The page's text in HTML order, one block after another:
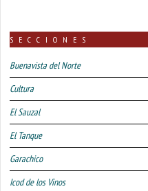
SECCIONES
Buenavista del Norte
Cultura
El Sauzal
El Tanque
Garachico
Icod de los Vinos